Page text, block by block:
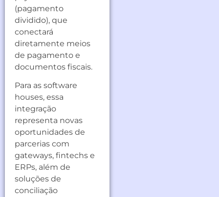
(pagamento
dividido), que
conectará
diretamente meios
de pagamento e
documentos fiscais.
Para as software
houses, essa
integração
representa novas
oportunidades de
parcerias com
gateways, fintechs e
ERPs, além de
soluções de
conciliação